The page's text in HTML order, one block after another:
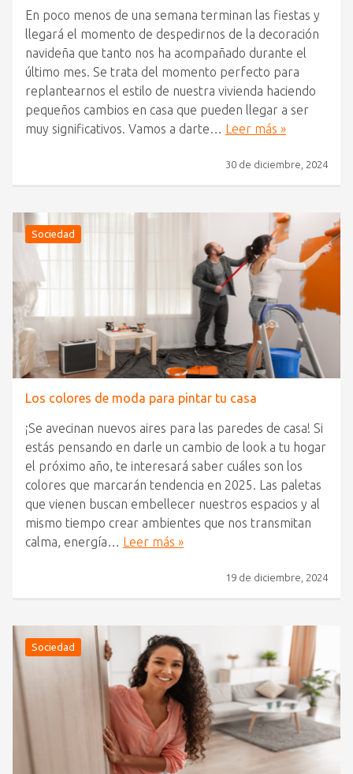
En poco menos de una semana terminan las fiestas y
llegará el momento de despedirnos de la decoración
navideña que tanto nos ha acompañado durante el
último mes. Se trata del momento perfecto para
replantearnos el estilo de nuestra vivienda haciendo
pequeños cambios en casa que pueden llegar a ser
muy significativos. Vamos a darte… Leer más »
30 de diciembre, 2024
Sociedad
Los colores de moda para pintar tu casa
¡Se avecinan nuevos aires para las paredes de casa! Si
estás pensando en darle un cambio de look a tu hogar
el próximo año, te interesará saber cuáles son los
colores que marcarán tendencia en 2025. Las paletas
que vienen buscan embellecer nuestros espacios y al
mismo tiempo crear ambientes que nos transmitan
calma, energía… Leer más »
19 de diciembre, 2024
Sociedad